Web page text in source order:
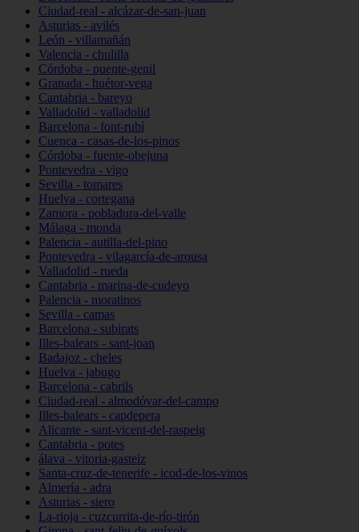
Ciudad-real - alcázar-de-san-juan
Asturias - avilés
León - villamañán
Valencia - chulilla
Córdoba - puente-genil
Granada - huétor-vega
Cantabria - bareyo
Valladolid - valladolid
Barcelona - font-rubí
Cuenca - casas-de-los-pinos
Córdoba - fuente-obejuna
Pontevedra - vigo
Sevilla - tomares
Huelva - cortegana
Zamora - pobladura-del-valle
Málaga - monda
Palencia - autilla-del-pino
Pontevedra - vilagarcía-de-arousa
Valladolid - rueda
Cantabria - marina-de-cudeyo
Palencia - moratinos
Sevilla - camas
Barcelona - subirats
Illes-balears - sant-joan
Badajoz - cheles
Huelva - jabugo
Barcelona - cabrils
Ciudad-real - almodóvar-del-campo
Illes-balears - capdepera
Alicante - sant-vicent-del-raspeig
Cantabria - potes
álava - vitoria-gasteiz
Santa-cruz-de-tenerife - icod-de-los-vinos
Almería - adra
Asturias - siero
La-rioja - cuzcurrita-de-río-tirón